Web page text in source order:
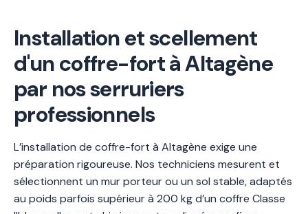
Installation et scellement
d'un coffre-fort à Altagène
par nos serruriers
professionnels
L’installation de coffre-fort à Altagène exige une
préparation rigoureuse. Nos techniciens mesurent et
sélectionnent un mur porteur ou un sol stable, adaptés
au poids parfois supérieur à 200 kg d’un coffre Classe